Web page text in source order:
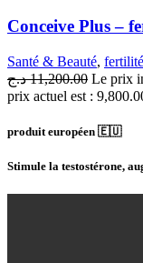
Conceive Plus –
Santé & Beauté, fertilité
11,200.00 د.ج
produit européen 🇪🇺
Stimule la testostérone,